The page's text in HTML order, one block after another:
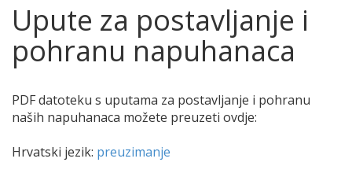
Upute za postavljanje i
pohranu napuhanaca
PDF datoteku s uputama za postavljanje i pohranu
naših napuhanaca možete preuzeti ovdje:
Hrvatski jezik: preuzimanje